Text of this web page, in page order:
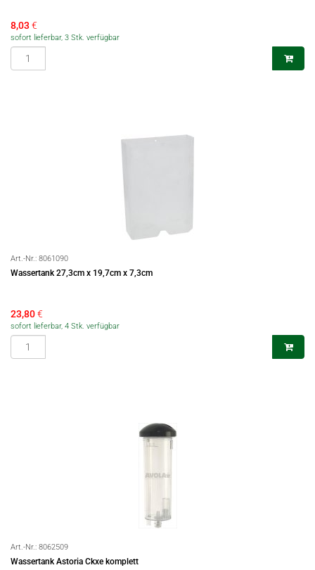
8,03€
sofort lieferbar, 3 Stk. verfügbar
Art.-Nr.: 8061090
Wassertank 27,3cm x 19,7cm x 7,3cm
23,80€
sofort lieferbar, 4 Stk. verfügbar
Art.-Nr.: 8062509
Wassertank Astoria Ckxe komplett